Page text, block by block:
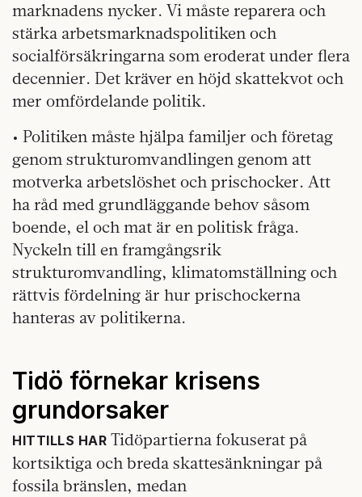
marknadens nycker. Vi måste reparera och
stärka arbetsmarknadspolitiken och
socialförsäkringarna som eroderat under flera
decennier. Det kräver en höjd skattekvot och
mer omfördelande politik.
• Politiken måste hjälpa familjer och företag
genom strukturomvandlingen genom att
motverka arbetslöshet och prischocker. Att
ha råd med grundläggande behov såsom
boende, el och mat är en politisk fråga.
Nyckeln till en framgångsrik
strukturomvandling, klimatomställning och
rättvis fördelning är hur prischockerna
hanteras av politikerna.
Tidö förnekar krisens
grundorsaker
HITTILLS HAR Tidöpartierna fokuserat på
kortsiktiga och breda skattesänkningar på
fossila bränslen, medan